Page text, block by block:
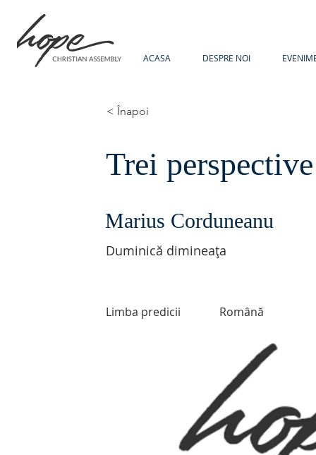
ACASA DESPRE NOI
< Înapoi
Trei
Marius Corduneanu
Duminică dimineața
Limba predicii Română